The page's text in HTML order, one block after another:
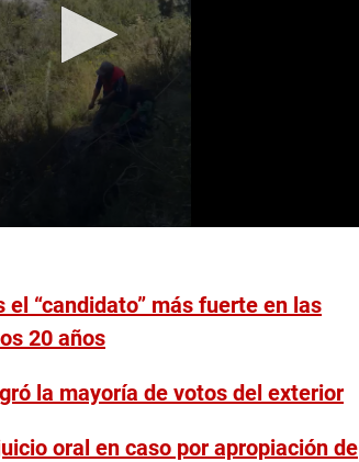
el “candidato” más fuerte en las
20 años
la mayoría de votos del exterior
oral en caso por apropiación de